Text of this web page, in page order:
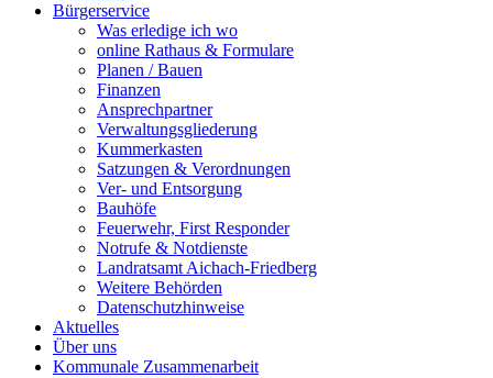
Bürgerservice
Was erledige ich wo
online Rathaus & Formulare
Planen / Bauen
Finanzen
Ansprechpartner
Verwaltungsgliederung
Kummerkasten
Satzungen & Verordnungen
Ver- und Entsorgung
Bauhöfe
Feuerwehr, First Responder
Notrufe & Notdienste
Landratsamt Aichach-Friedberg
Weitere Behörden
Datenschutzhinweise
Aktuelles
Über uns
Kommunale Zusammenarbeit